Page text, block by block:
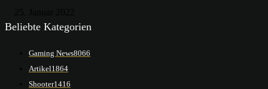
Beliebte Kategorien
Gaming News8066
Artikel1864
Shooter1416